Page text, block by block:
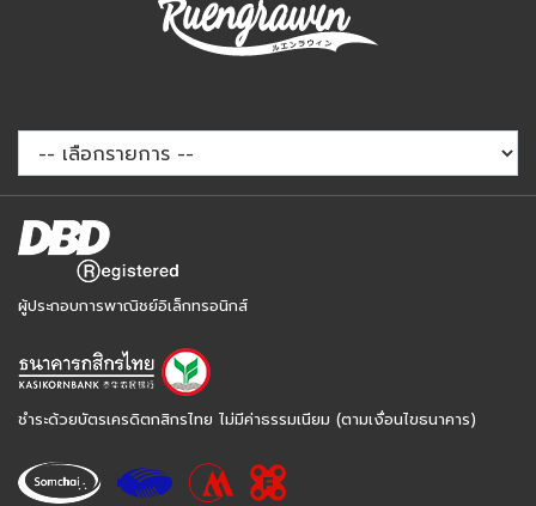
ผู้ประกอบการพาณิชย์อิเล็กทรอนิกส์
ชำระด้วยบัตรเครดิตกสิกรไทย ไม่มีค่าธรรมเนียม (ตามเงื่อนไขธนาคาร)